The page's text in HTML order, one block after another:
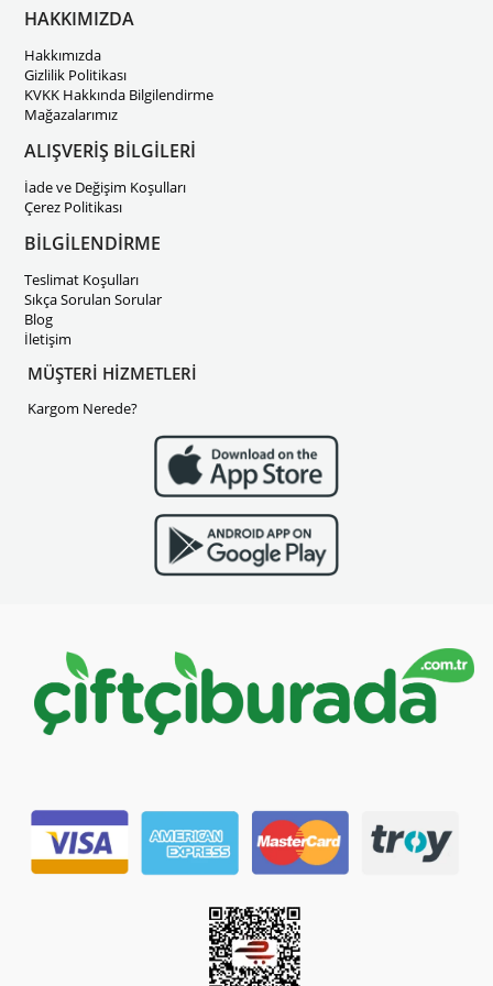
HAKKIMIZDA
Hakkımızda
Gizlilik Politikası
KVKK Hakkında Bilgilendirme
Mağazalarımız
ALIŞVERİŞ BİLGİLERİ
İade ve Değişim Koşulları
Çerez Politikası
BİLGİLENDİRME
Teslimat Koşulları
Sıkça Sorulan Sorular
Blog
İletişim
MÜŞTERİ HİZMETLERİ
Kargom Nerede?